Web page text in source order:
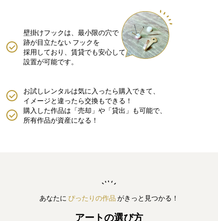
壁掛けフックは、最小限の穴で
跡が目立たない フックを
採用しており、賃貸でも安心して
設置が可能です。
購入した作品は「売却」や「貸出」も可能で、
所有作品が資産になる！
お試しレンタルは気に入ったら購入できて、
イメージと違ったら交換もできる！
あなたに ぴったりの作品 がきっと見つかる！
アートの選び方